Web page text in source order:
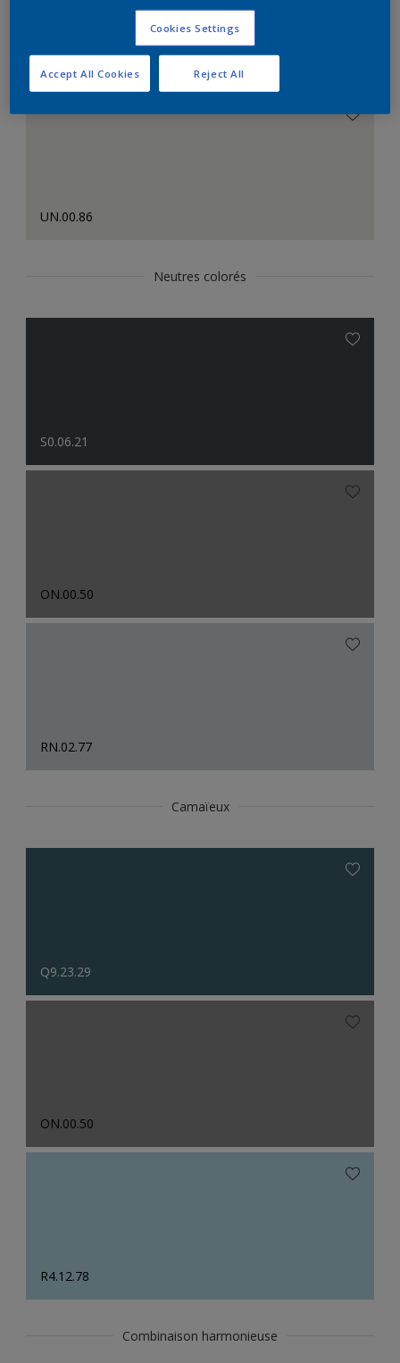
Le Blanc Parfait
UN.00.86
Neutres colorés
S0.06.21
ON.00.50
RN.02.77
Camaïeux
Q9.23.29
ON.00.50
R4.12.78
Combinaison harmonieuse
Cookies Settings
Reject All
Accept All Cookies